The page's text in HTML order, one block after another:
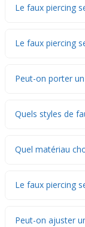
Le faux piercing
Le faux piercing
Peut-on porter
Quels styles de
Quel matériau
Le faux piercing
Peut-on ajuster